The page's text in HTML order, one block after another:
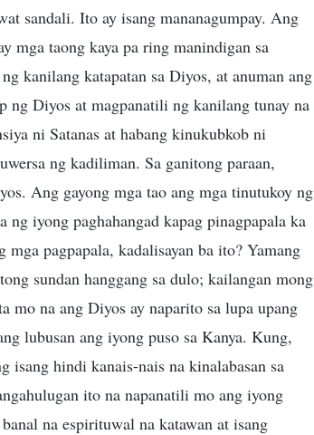
sandali. Ito ay isang mananagumpay. Ang
mga taong kaya pa ring manindigan sa
kanilang katapatan sa Diyos, at anuman ang
ng Diyos at magpanatili ng kanilang tunay na
ni Satanas at habang kinukubkob ni
ng kadiliman. Sa ganitong paraan,
Ang gayong mga tao ang mga tinutukoy ng
ng iyong paghahangad kapag pinagpapala ka
pagpapala, kadalisayan ba ito? Yamang
sundan hanggang sa dulo; kailangan mong
mo na ang Diyos ay naparito sa lupa upang
lubusan ang iyong puso sa Kanya. Kung,
hindi kanais-nais na kinalabasan sa
ito na napanatili mo ang iyong
na espirituwal na katawan at isang